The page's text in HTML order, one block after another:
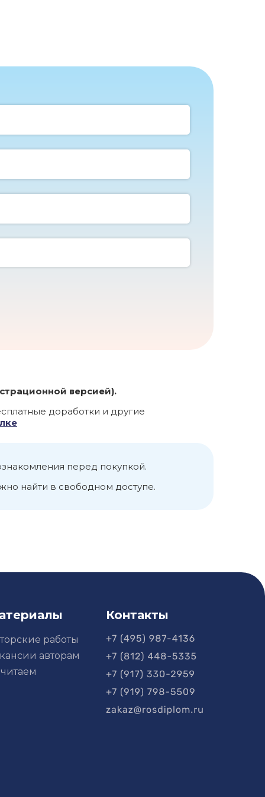
версией).
доработки и другие
перед покупкой.
найти в свободном доступе.
работы
авторам
Контакты